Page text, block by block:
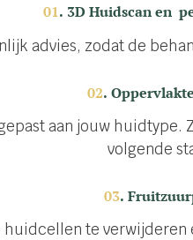
01. 3D Huidscan en
advies, zodat de
02.
aan jouw
volgende
03.
te